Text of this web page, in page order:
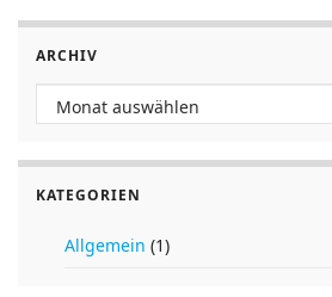
ARCHIV
Archiv
KATEGORIEN
Allgemein (1)